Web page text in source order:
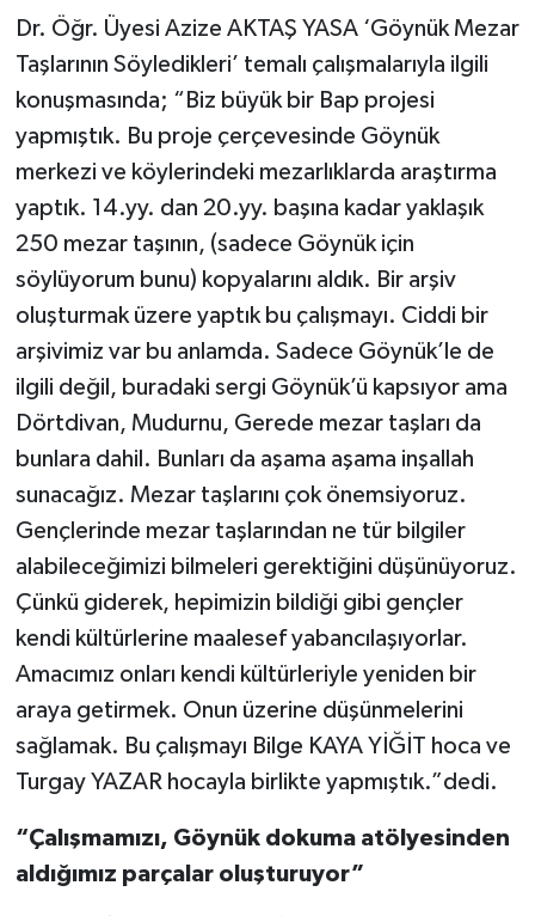
Dr. Öğr. Üyesi Azize AKTAŞ YASA ‘Göynük Mezar
Taşlarının Söyledikleri’ temalı çalışmalarıyla ilgili
konuşmasında; “Biz büyük bir Bap projesi
yapmıştık. Bu proje çerçevesinde Göynük
merkezi ve köylerindeki mezarlıklarda araştırma
yaptık. 14.yy. dan 20.yy. başına kadar yaklaşık
250 mezar taşının, (sadece Göynük için
söylüyorum bunu) kopyalarını aldık. Bir arşiv
oluşturmak üzere yaptık bu çalışmayı. Ciddi bir
arşivimiz var bu anlamda. Sadece Göynük’le de
ilgili değil, buradaki sergi Göynük’ü kapsıyor ama
Dörtdivan, Mudurnu, Gerede mezar taşları da
bunlara dahil. Bunları da aşama aşama inşallah
sunacağız. Mezar taşlarını çok önemsiyoruz.
Gençlerinde mezar taşlarından ne tür bilgiler
alabileceğimizi bilmeleri gerektiğini düşünüyoruz.
Çünkü giderek, hepimizin bildiği gibi gençler
kendi kültürlerine maalesef yabancılaşıyorlar.
Amacımız onları kendi kültürleriyle yeniden bir
araya getirmek. Onun üzerine düşünmelerini
sağlamak. Bu çalışmayı Bilge KAYA YİĞİT hoca ve
Turgay YAZAR hocayla birlikte yapmıştık.”dedi.
“Çalışmamızı, Göynük dokuma atölyesinden
aldığımız parçalar oluşturuyor”